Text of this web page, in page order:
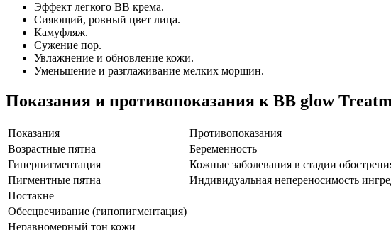
Эффект легкого ВВ крема.
Сияющий, ровный цвет лица.
Камуфляж.
Сужение пор.
Увлажнение и обновление кожи.
Уменьшение и разглаживание мелких морщин.
Показания и противопоказания к BB glow
Показания
Противопоказания
Возрастные пятна
Беременность
Гиперпигментация
Кожные заболевания в стадии
Пигментные пятна
Индивидуальная непереносимость
Постакне
Обесцвечивание (гипопигментация)
Неравномерный тон кожи